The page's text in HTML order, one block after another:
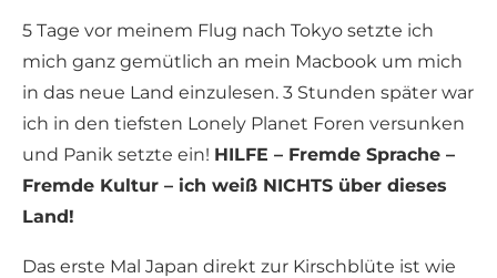
5 Tage vor meinem Flug nach Tokyo setzte ich
mich ganz gemütlich an mein Macbook um mich
in das neue Land einzulesen. 3 Stunden später war
ich in den tiefsten Lonely Planet Foren versunken
und Panik setzte ein! HILFE – Fremde Sprache –
Fremde Kultur – ich weiß NICHTS über dieses
Land!
Das erste Mal Japan direkt zur Kirschblüte ist wie